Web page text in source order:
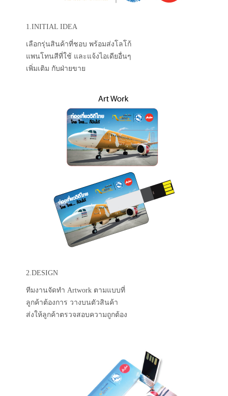
1.INITIAL IDEA
เลือกรุ่นสินค้าที่ชอบ พร้อมส่งโลโก้
แพนโทนสีที่ใช้ และแจ้งไอเดียอื่นๆ
เพิ่มเติม กับฝ่ายขาย
2.DESIGN
ทีมงานจัดทำ Artwork ตามแบบที่
ลูกค้าต้องการ วางบนตัวสินค้า
ส่งให้ลูกค้าตรวจสอบความถูกต้อง